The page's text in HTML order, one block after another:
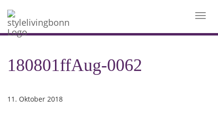
180801ffAug-0062
11. Oktober 2018